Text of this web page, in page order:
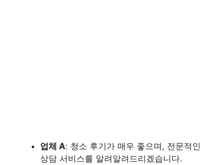
업체 A: 청소 후기가 매우 좋으며, 전문적인
상담 서비스를 알려알려드리겠습니다.